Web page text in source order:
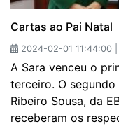
Cartas ao Pai Natal
2024-02-01 11:44:00 |
A Sara venceu o
terceiro. O
Ribeiro Sousa, da
receberam os